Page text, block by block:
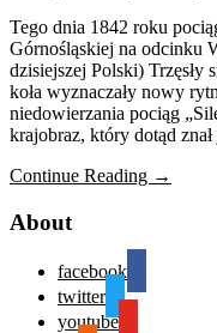
Tego dnia 1842 roku
Górnośląskiej na odcinku
dzisiejszej Polski) Trzęsły
koła wyznaczały nowy
niedowierzania pociąg
krajobraz, który dotąd
Continue Reading →
About
facebook
twitter
youtube